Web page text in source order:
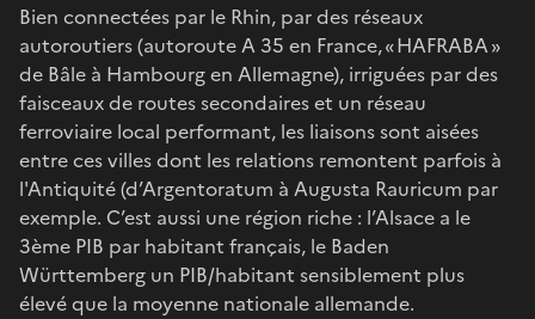
Bien connectées par le Rhin, par des réseaux
autoroutiers (autoroute A 35 en France, « HAFRABA »
de Bâle à Hambourg en Allemagne), irriguées par des
faisceaux de routes secondaires et un réseau
ferroviaire local performant, les liaisons sont aisées
entre ces villes dont les relations remontent parfois à
l'Antiquité (d’Argentoratum à Augusta Rauricum par
exemple. C’est aussi une région riche : l’Alsace a le
3ème PIB par habitant français, le Baden
Württemberg un PIB/habitant sensiblement plus
élevé que la moyenne nationale allemande.